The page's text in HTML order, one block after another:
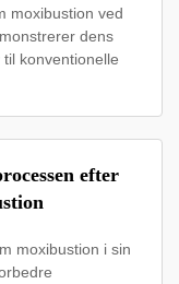
moxibustion ved
dens
konventionelle
efter
moxibustion i sin